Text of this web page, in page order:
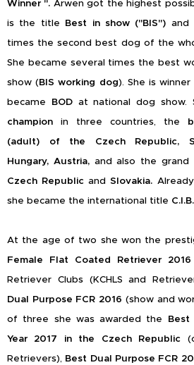
Winner ". Arwen got the highest
is the title Best in show ("BIS") and
times the second best dog of the
She became several times the best
show (BIS working dog). She is winner
became BOD at national dog show.
champion in three countries, the
(adult) of the Czech Republic,
Hungary, Austria,and also the grand
Czech RepublicandSlovakia.
she became the international title
At the age of two she won the
Female Flat Coated Retriever 2016
Retriever Clubs (KCHLS and
Dual Purpose FCR 2016 (show and
of three she was awarded the
Year 2017
in the Czech Republic
Retrievers), Best Dual Purpose FCR